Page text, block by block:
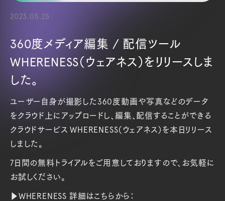
2023.05.25
360度メディア編集 / 配信ツール
WHERENESS（ウェアネス）をリリースしま
した。
ユーザー自身が撮影した360度動画や写真などのデータ
をクラウド上にアップロードし、編集、配信することができる
クラウドサービス WHERENESS（ウェアネス）を本日リリース
しました。
7日間の無料トライアルをご用意しておりますので、お気軽に
お試しください。
▶️WHERENESS 詳細はこちらから：